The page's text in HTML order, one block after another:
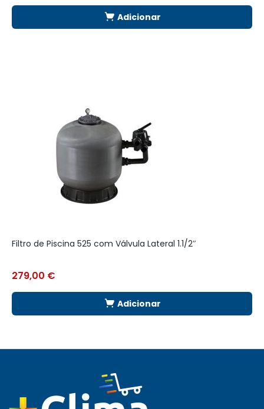
Adicionar
Filtro de Piscina 525 com Válvula Lateral 1.1/2″
279,00 €
Adicionar